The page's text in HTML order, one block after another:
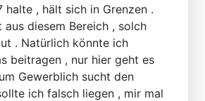
halte , hält sich in Grenzen .
aus diesem Bereich , solch
. Natürlich könnte ich
beitragen , nur hier geht es
Gewerblich sucht den
ich falsch liegen , mir mal